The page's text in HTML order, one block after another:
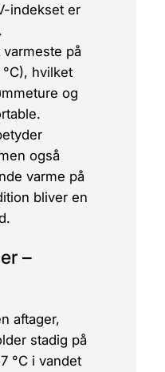
indekset er
på
hvilket
og
også
varme på
bliver en
–
aftager,
stadig på
°C i vandet